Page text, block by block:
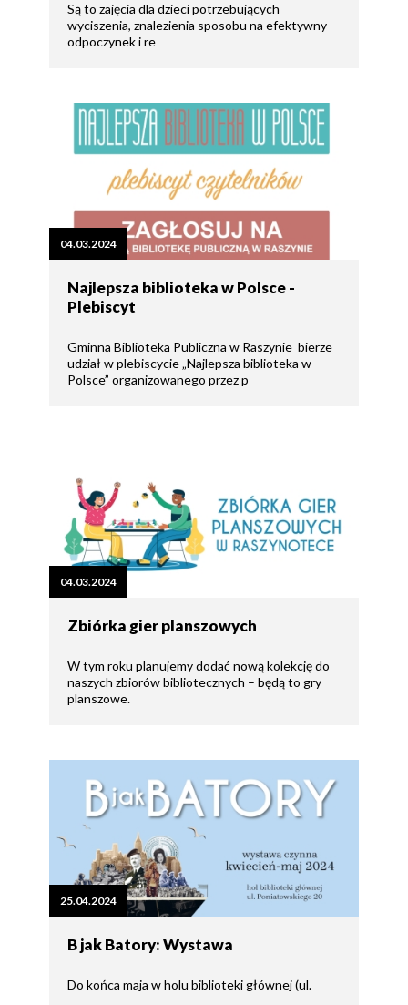
Są to zajęcia dla dzieci potrzebujących
wyciszenia, znalezienia sposobu na efektywny
odpoczynek i re
04.03.2024
Najlepsza biblioteka w Polsce -
Plebiscyt
Gminna Biblioteka Publiczna w Raszynie bierze
udział w plebiscycie „Najlepsza biblioteka w
Polsce” organizowanego przez p
04.03.2024
Zbiórka gier planszowych
W tym roku planujemy dodać nową kolekcję do
naszych zbiorów bibliotecznych – będą to gry
planszowe.
25.04.2024
B jak Batory: Wystawa
Do końca maja w holu biblioteki głównej (ul.